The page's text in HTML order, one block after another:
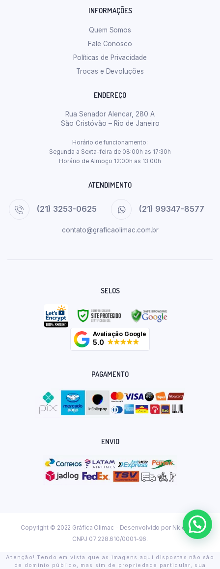
INFORMAÇÕES
Quem Somos
Fale Conosco
Políticas de Privacidade
Trocas e Devoluções
ENDEREÇO
Rua Senador Alencar, 280 A
São Cristóvão – Rio de Janeiro
Horário de funcionamento:
Segunda a Sexta-feira de 08:00h as 17:30h
Horário de Almoço 12:00h as 13:00h
ATENDIMENTO
(21) 3253-0625 (21) 99347-8577
contato@graficaolimac.com.br
SELOS
Avaliação Google
5.0
PAGAMENTO
ENVIO
Copyright © 2022 Gráfica Olimac - Desenvolvido por Nk.dev.br
CNPJ 07.228.610/0001-96.
Atenção! Tendo em vista que as imagens aqui dispostas não são
de domínio público, mas sim de propriedade particular, sua